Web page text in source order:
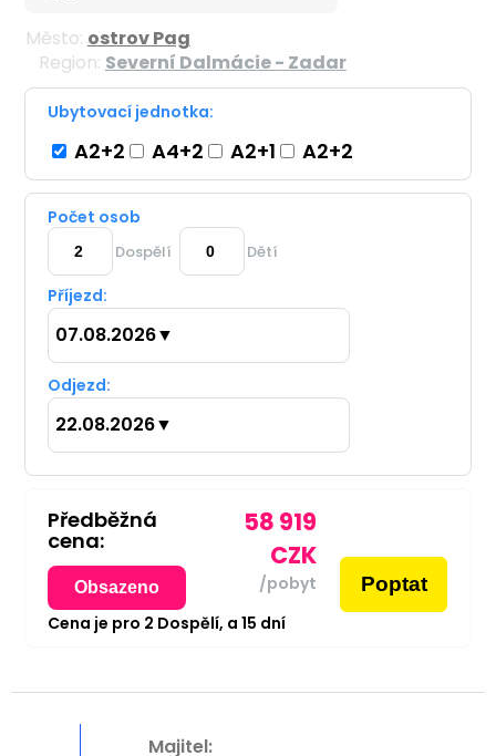
Město: ostrov Pag
Region: Severní Dalmácie - Zadar
Ubytovací jednotka:
A2+2 A4+2 A2+1 A2+2
Počet osob
Dospělí Dětí
Příjezd:
07.08.2026▼
Odjezd:
22.08.2026▼
Předběžná
cena:
Obsazeno
58 919
CZK
/pobyt Poptat
Cena je pro 2 Dospělí, a 15 dní
Majitel: